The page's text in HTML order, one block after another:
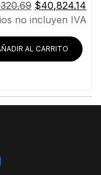
El
precio
original
era:
$49,320.69.
$40,824.14
no incluyen IVA
AL CARRITO